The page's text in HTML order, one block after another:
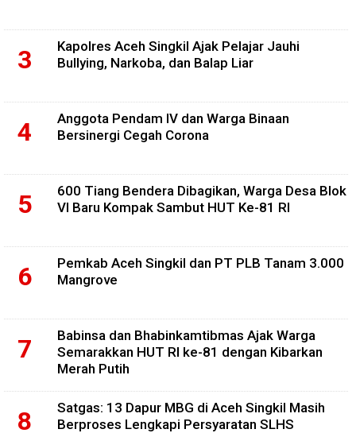
Kapolres Aceh Singkil Ajak Pelajar Jauhi
Bullying, Narkoba, dan Balap Liar
Anggota Pendam IV dan Warga Binaan
Bersinergi Cegah Corona
600 Tiang Bendera Dibagikan, Warga Desa Blok
VI Baru Kompak Sambut HUT Ke-81 RI
Pemkab Aceh Singkil dan PT PLB Tanam 3.000
Mangrove
Babinsa dan Bhabinkamtibmas Ajak Warga
Semarakkan HUT RI ke-81 dengan Kibarkan
Merah Putih
Satgas: 13 Dapur MBG di Aceh Singkil Masih
Berproses Lengkapi Persyaratan SLHS